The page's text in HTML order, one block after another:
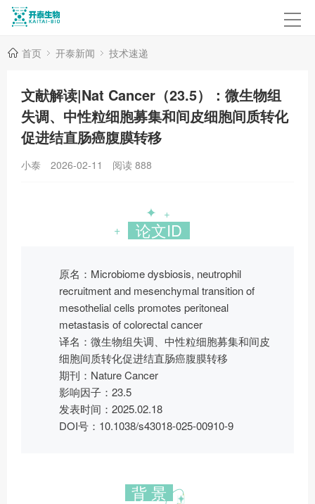
首页 开泰新闻 技术速递
文献解读|Nat Cancer（23.5）：微生物组
失调、中性粒细胞募集和间皮细胞间质转化
促进结直肠癌腹膜转移
小泰 2026-02-11 阅读 888
✦ +
+ 论文ID
原名：Microbiome dysbiosis, neutrophil
recruitment and mesenchymal transition of
mesothelial cells promotes peritoneal
metastasis of colorectal cancer
译名：微生物组失调、中性粒细胞募集和间皮
细胞间质转化促进结直肠癌腹膜转移
期刊：Nature Cancer
影响因子：23.5
发表时间：2025.02.18
DOI号：10.1038/s43018-025-00910-9
背 景